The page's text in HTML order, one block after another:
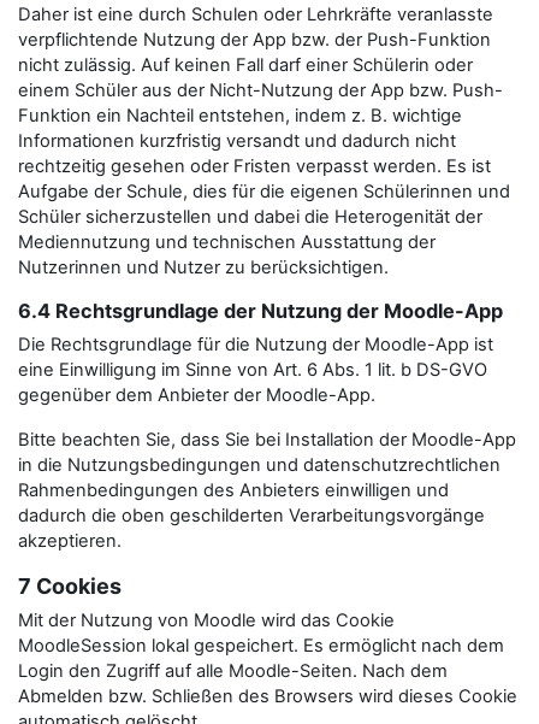
Daher ist eine durch Schulen oder Lehrkräfte veranlasste
verpflichtende Nutzung der App bzw. der Push-Funktion
nicht zulässig. Auf keinen Fall darf einer Schülerin oder
einem Schüler aus der Nicht-Nutzung der App bzw. Push-
Funktion ein Nachteil entstehen, indem z. B. wichtige
Informationen kurzfristig versandt und dadurch nicht
rechtzeitig gesehen oder Fristen verpasst werden. Es ist
Aufgabe der Schule, dies für die eigenen Schülerinnen und
Schüler sicherzustellen und dabei die Heterogenität der
Mediennutzung und technischen Ausstattung der
Nutzerinnen und Nutzer zu berücksichtigen.
6.4 Rechtsgrundlage der Nutzung der Moodle-App
Die Rechtsgrundlage für die Nutzung der Moodle-App ist
eine Einwilligung im Sinne von Art. 6 Abs. 1 lit. b DS-GVO
gegenüber dem Anbieter der Moodle-App.
Bitte beachten Sie, dass Sie bei Installation der Moodle-App
in die Nutzungsbedingungen und datenschutzrechtlichen
Rahmenbedingungen des Anbieters einwilligen und
dadurch die oben geschilderten Verarbeitungsvorgänge
akzeptieren.
7 Cookies
Mit der Nutzung von Moodle wird das Cookie
MoodleSession lokal gespeichert. Es ermöglicht nach dem
Login den Zugriff auf alle Moodle-Seiten. Nach dem
Abmelden bzw. Schließen des Browsers wird dieses Cookie